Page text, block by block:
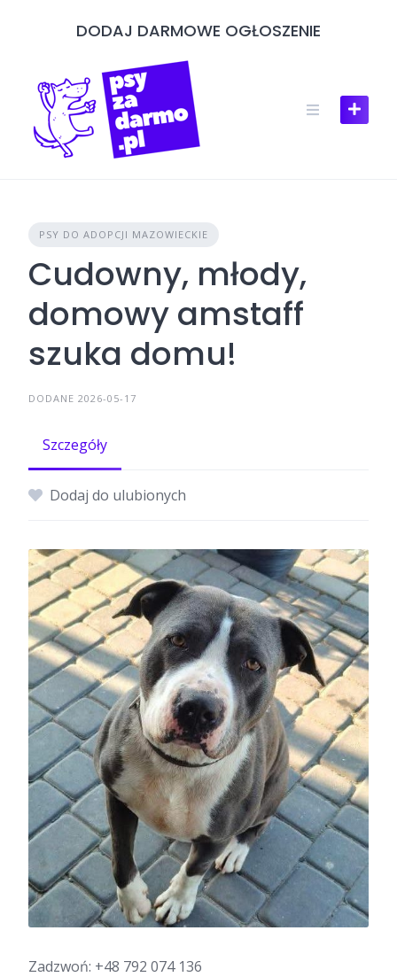
DODAJ DARMOWE OGŁOSZENIE
PSY DO ADOPCJI MAZOWIECKIE
Cudowny, młody,
domowy amstaff
szuka domu!
DODANE 2026-05-17
Szczegóły
Dodaj do ulubionych
Zadzwoń: +48 792 074 136